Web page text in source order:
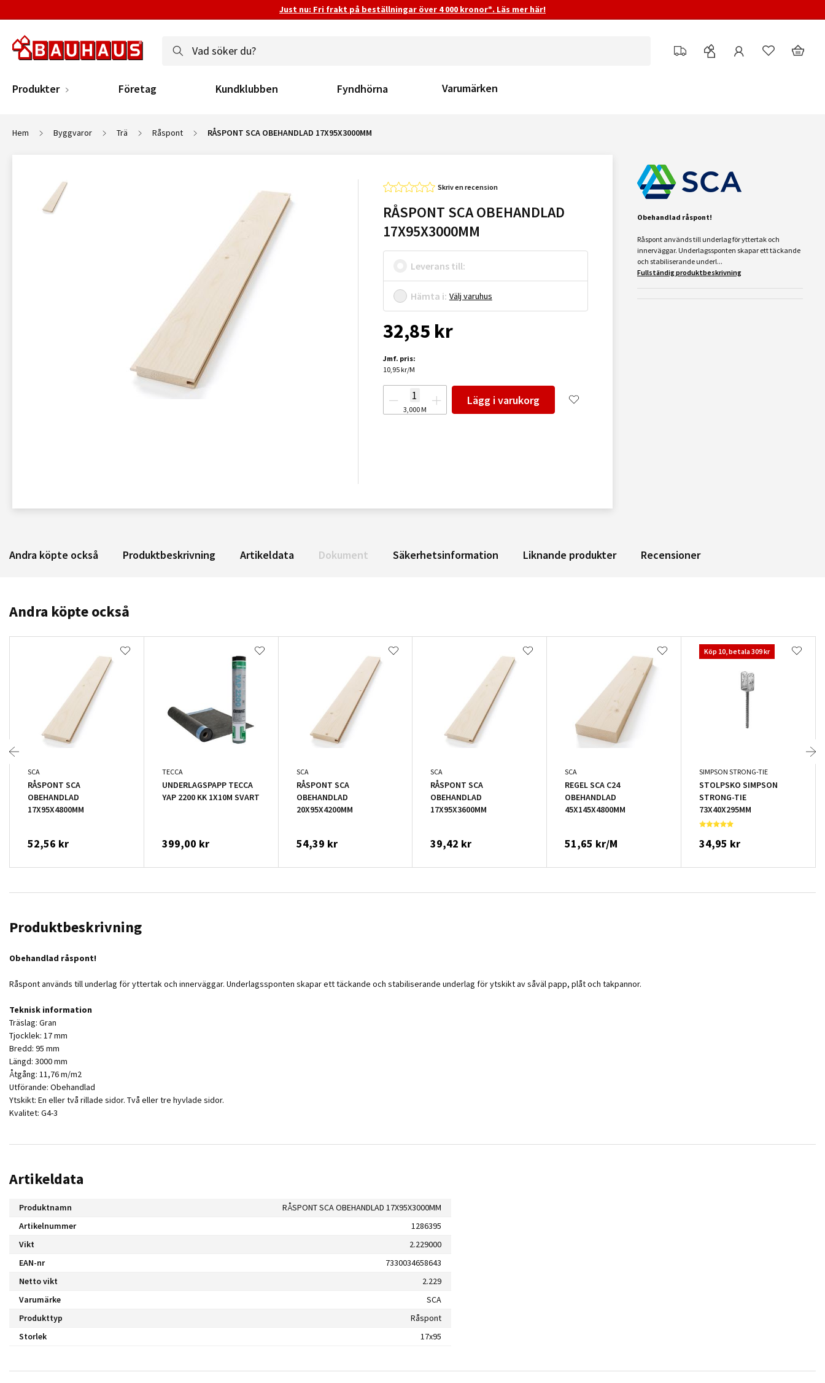
Just nu: Fri frakt på beställningar över 4 000 kronor*. Läs mer här!
Produkter Företag Kundklubben Fyndhörna Varumärken
Hem Byggvaror Trä Råspont RÅSPONT SCA OBEHANDLAD 17X95X3000MM
Skriv en recension
RÅSPONT SCA OBEHANDLAD
17X95X3000MM
Leverans till:
Hämta i: Välj varuhus
32,85 kr
Jmf. pris:
10,95 kr/M
3,000M
Lägg i varukorg
Obehandlad råspont!
Råspont används till underlag för yttertak och
innerväggar. Underlagssponten skapar ett täckande
och stabiliserande underl...
Fullständig produktbeskrivning
Andra köpte också Produktbeskrivning Artikeldata Dokument Säkerhetsinformation Liknande produkter Recensioner
Andra köpte också
SCA
RÅSPONT SCA
OBEHANDLAD
17X95X4800MM
52,56 kr
TECCA
UNDERLAGSPAPP TECCA
YAP 2200 KK 1X10M SVART
399,00 kr
SCA
RÅSPONT SCA
OBEHANDLAD
20X95X4200MM
54,39 kr
SCA
RÅSPONT SCA
OBEHANDLAD
17X95X3600MM
39,42 kr
SCA
REGEL SCA C24
OBEHANDLAD
45X145X4800MM
51,65 kr/M
Köp 10, betala 309 kr
SIMPSON STRONG-TIE
STOLPSKO SIMPSON
STRONG-TIE
73X40X295MM
34,95 kr
Produktbeskrivning
Obehandlad råspont!
Råspont används till underlag för yttertak och innerväggar. Underlagssponten skapar ett täckande och stabiliserande underlag för ytskikt av såväl papp, plåt och takpannor.
Teknisk information
Träslag: Gran
Tjocklek: 17 mm
Bredd: 95 mm
Längd: 3000 mm
Åtgång: 11,76 m/m2
Utförande: Obehandlad
Ytskikt: En eller två rillade sidor. Två eller tre hyvlade sidor.
Kvalitet: G4-3
Artikeldata
Produktnamn
RÅSPONT SCA OBEHANDLAD 17X95X3000MM
Artikelnummer
1286395
Vikt
2.229000
EAN-nr
7330034658643
Netto vikt
2.229
Varumärke
SCA
Produkttyp
Råspont
Storlek
17x95